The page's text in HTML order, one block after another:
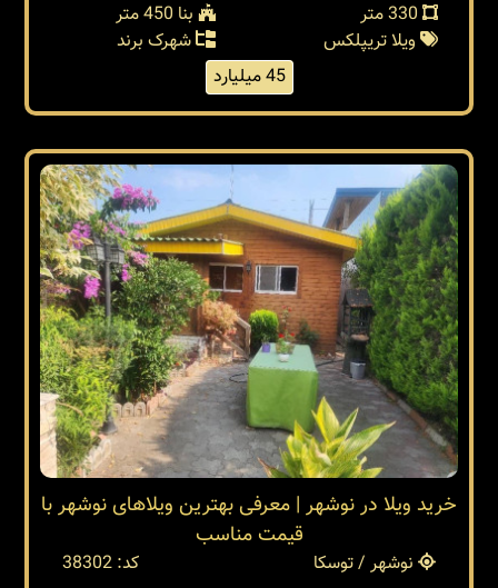
بنا 450 متر
ویلا تریپلکس
شهرک برند
45 میلیارد
خرید ویلا در نوشهر | معرفی بهترین ویلاهای نوشهر با
قیمت مناسب
نوشهر / توسکا
کد: 38302